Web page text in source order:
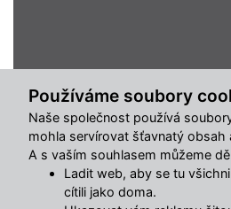
Používáme soubory
Naše společnost používá
mohla servírovat šťavnatý obsah
A s vaším souhlasem můžeme
Ladit web, aby se tu
cítili jako doma.